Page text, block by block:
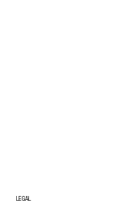
LEGAL